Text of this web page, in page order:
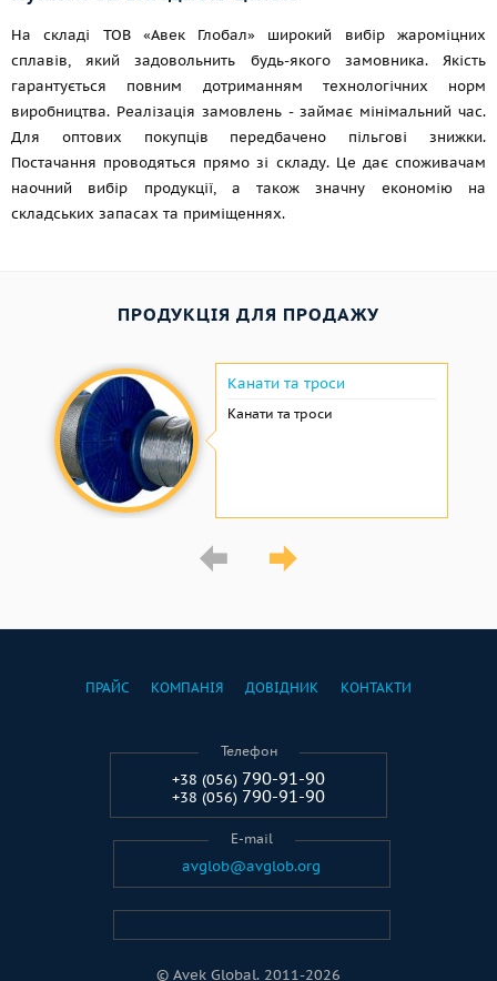
На складі ТОВ «Авек Глобал» широкий вибір жароміцних
сплавів, який задовольнить будь-якого замовника. Якість
гарантується повним дотриманням технологічних норм
виробництва. Реалізація замовлень - займає мінімальний час.
Для оптових покупців передбачено пільгові знижки.
Постачання проводяться прямо зі складу. Це дає споживачам
наочний вибір продукції, а також значну економію на
складських запасах та приміщеннях.
ПРОДУКЦІЯ ДЛЯ ПРОДАЖУ
Канати та троси
Канати та троси
© Avek Global. 2011-2026
ПРАЙС КОМПАНІЯ ДОВІДНИК КОНТАКТИ
Телефон
+38 (056) 790-91-90
+38 (056) 790-91-90
E-mail
avglob@avglob.org